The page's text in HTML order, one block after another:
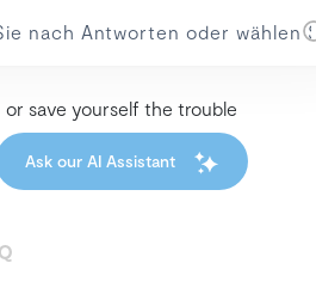
or save yourself the trouble
Ask our AI Assistant